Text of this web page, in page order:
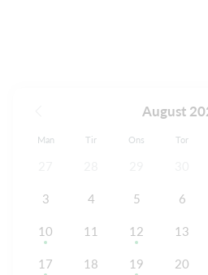
August
Man Tir Ons Tor
3 4 5 6
10 11 12 13
17 18 19 20